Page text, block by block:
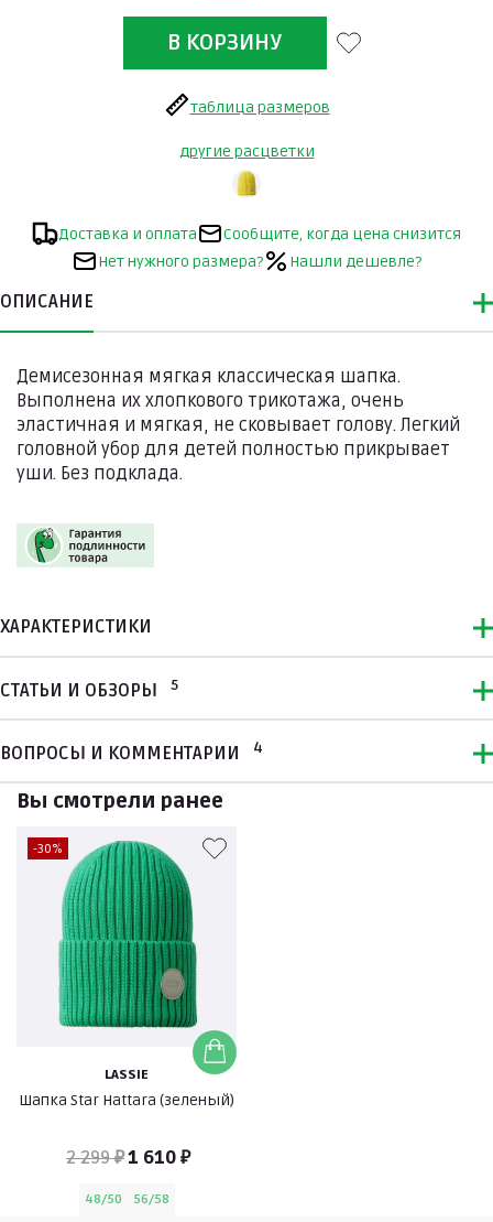
таблица размеров
другие расцветки
Доставка и оплата
Сообщите, когда цена снизится
Нет нужного размера?
Нашли дешевле?
ОПИСАНИЕ
Демисезонная мягкая классическая шапка.
Выполнена их хлопкового трикотажа, очень
эластичная и мягкая, не сковывает голову. Легкий
головной убор для детей полностью прикрывает
уши. Без подклада.
ХАРАКТЕРИСТИКИ
СТАТЬИ И ОБЗОРЫ 5
ВОПРОСЫ И КОММЕНТАРИИ 4
Вы смотрели ранее
-30%
LASSIE
Шапка Star Hattara (зеленый)
2 299 ₽1 610 ₽
48/50 56/58